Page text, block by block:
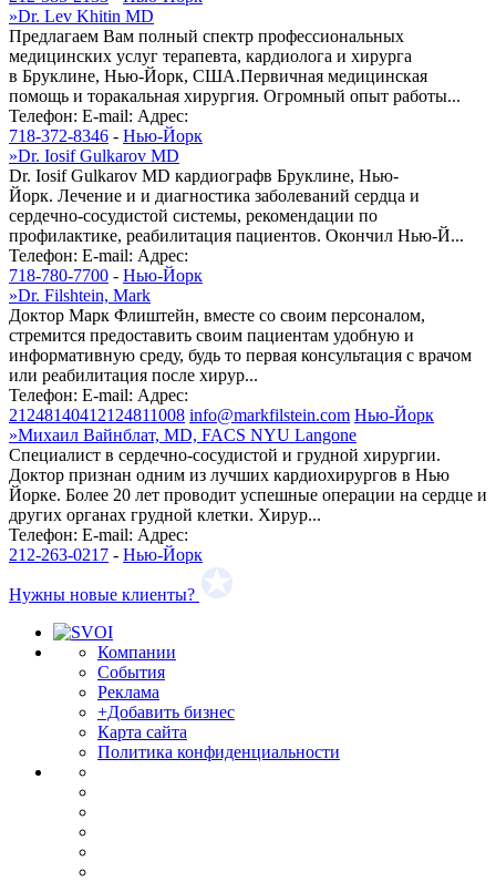
»Dr. Lev Khitin MD
Предлагаем Вам полный спектр профессиональных
медицинских услуг терапевта, кардиолога и хирурга
в Бруклине, Нью-Йорк, США.Первичная медицинская
помощь и торакальная хирургия. Огромный опыт работы...
Телефон: E-mail: Адрес:
718-372-8346 - Нью-Йорк
»Dr. Iosif Gulkarov MD
Dr. Iosif Gulkarov MD кардиографв Бруклине, Нью-
Йорк. Лечение и и диагностика заболеваний сердца и
сердечно-сосудистой системы, рекомендации по
профилактике, реабилитация пациентов. Окончил Нью-Й...
Телефон: E-mail: Адрес:
718-780-7700 - Нью-Йорк
»Dr. Filshtein, Mark
Доктор Марк Флиштейн, вместе со своим персоналом,
стремится предоставить своим пациентам удобную и
информативную среду, будь то первая консультация с врачом
или реабилитация после хирур...
Телефон: E-mail: Адрес:
21248140412124811008 info@markfilstein.com Нью-Йорк
»Михаил Вайнблат, MD, FACS NYU Langone
Специалист в сердечно-сосудистой и грудной хирургии.
Доктор признан одним из лучших кардиохирургов в Нью
Йорке. Более 20 лет проводит успешные операции на сердце и
других органах грудной клетки. Хирур...
Телефон: E-mail: Адрес:
212-263-0217 - Нью-Йорк
Нужны новые клиенты?
Компании
События
Реклама
+Добавить бизнес
Карта сайта
Политика конфиденциальности